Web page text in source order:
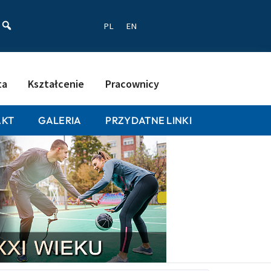
PL EN
Kształcenie Pracownicy
GALERIA PRZYDATNE LINKI